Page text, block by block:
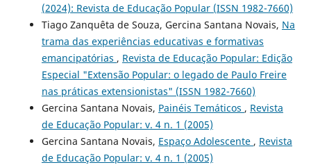
(2024): Revista de Educação Popular (ISSN 1982-7660)
Tiago Zanquêta de Souza, Gercina Santana Novais, Na
trama das experiências educativas e formativas
emancipatórias , Revista de Educação Popular: Edição
Especial "Extensão Popular: o legado de Paulo Freire
nas práticas extensionistas" (ISSN 1982-7660)
Gercina Santana Novais, Painéis Temáticos , Revista
de Educação Popular: v. 4 n. 1 (2005)
Gercina Santana Novais, Espaço Adolescente , Revista
de Educação Popular: v. 4 n. 1 (2005)